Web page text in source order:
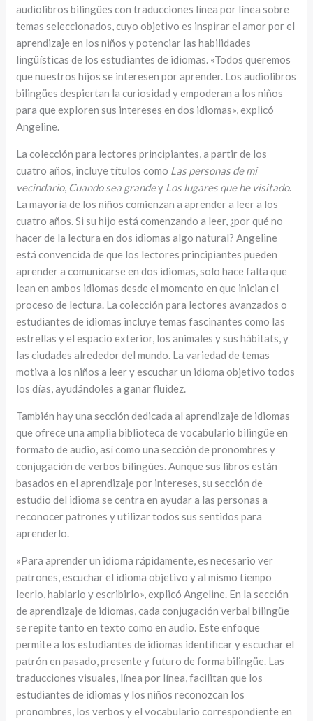
audiolibros bilingües con traducciones línea por línea sobre
temas seleccionados, cuyo objetivo es inspirar el amor por el
aprendizaje en los niños y potenciar las habilidades
lingüísticas de los estudiantes de idiomas. «Todos queremos
que nuestros hijos se interesen por aprender. Los audiolibros
bilingües despiertan la curiosidad y empoderan a los niños
para que exploren sus intereses en dos idiomas», explicó
Angeline.
La colección para lectores principiantes, a partir de los
cuatro años, incluye títulos como Las personas de mi
vecindario, Cuando sea grandey Los lugares que he visitado.
La mayoría de los niños comienzan a aprender a leer a los
cuatro años. Si su hijo está comenzando a leer, ¿por qué no
hacer de la lectura en dos idiomas algo natural? Angeline
está convencida de que los lectores principiantes pueden
aprender a comunicarse en dos idiomas, solo hace falta que
lean en ambos idiomas desde el momento en que inician el
proceso de lectura. La colección para lectores avanzados o
estudiantes de idiomas incluye temas fascinantes como las
estrellas y el espacio exterior, los animales y sus hábitats, y
las ciudades alrededor del mundo. La variedad de temas
motiva a los niños a leer y escuchar un idioma objetivo todos
los días, ayudándoles a ganar fluidez.
También hay una sección dedicada al aprendizaje de idiomas
que ofrece una amplia biblioteca de vocabulario bilingüe en
formato de audio, así como una sección de pronombres y
conjugación de verbos bilingües. Aunque sus libros están
basados en el aprendizaje por intereses, su sección de
estudio del idioma se centra en ayudar a las personas a
reconocer patrones y utilizar todos sus sentidos para
aprenderlo.
«Para aprender un idioma rápidamente, es necesario ver
patrones, escuchar el idioma objetivo y al mismo tiempo
leerlo, hablarlo y escribirlo», explicó Angeline. En la sección
de aprendizaje de idiomas, cada conjugación verbal bilingüe
se repite tanto en texto como en audio. Este enfoque
permite a los estudiantes de idiomas identificar y escuchar el
patrón en pasado, presente y futuro de forma bilingüe. Las
traducciones visuales, línea por línea, facilitan que los
estudiantes de idiomas y los niños reconozcan los
pronombres, los verbos y el vocabulario correspondiente en